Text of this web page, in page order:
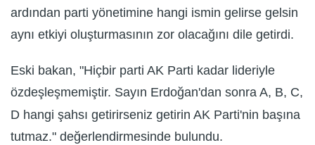
ardından parti yönetimine hangi ismin gelirse gelsin
aynı etkiyi oluşturmasının zor olacağını dile getirdi.
Eski bakan, "Hiçbir parti AK Parti kadar lideriyle
özdeşleşmemiştir. Sayın Erdoğan'dan sonra A, B, C,
D hangi şahsı getirirseniz getirin AK Parti'nin başına
tutmaz." değerlendirmesinde bulundu.